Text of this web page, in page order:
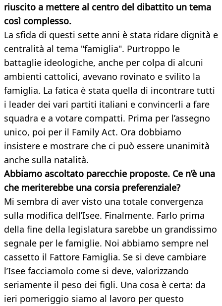
riuscito a mettere al centro del dibattito un tema
così complesso.
La sfida di questi sette anni è stata ridare dignità e
centralità al tema "famiglia". Purtroppo le
battaglie ideologiche, anche per colpa di alcuni
ambienti cattolici, avevano rovinato e svilito la
famiglia. La fatica è stata quella di incontrare tutti
i leader dei vari partiti italiani e convincerli a fare
squadra e a votare compatti. Prima per l’assegno
unico, poi per il Family Act. Ora dobbiamo
insistere e mostrare che ci può essere unanimità
anche sulla natalità.
Abbiamo ascoltato parecchie proposte. Ce n’è una
che meriterebbe una corsia preferenziale?
Mi sembra di aver visto una totale convergenza
sulla modifica dell’Isee. Finalmente. Farlo prima
della fine della legislatura sarebbe un grandissimo
segnale per le famiglie. Noi abbiamo sempre nel
cassetto il Fattore Famiglia. Se si deve cambiare
l’Isee facciamolo come si deve, valorizzando
seriamente il peso dei figli. Una cosa è certa: da
ieri pomeriggio siamo al lavoro per questo